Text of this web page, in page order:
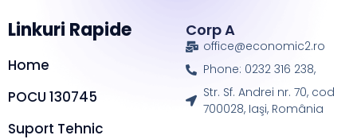
Linkuri Rapide
Home
POCU 130745
Suport Tehnic
Corp A
office@economic2.ro
Phone: 0232 316 238,
Str. Sf. Andrei nr. 70, cod
700028, Iaşi, România